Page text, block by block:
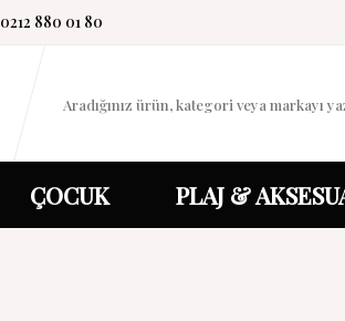
0212 880 01 80
ÇOCUK PLAJ &